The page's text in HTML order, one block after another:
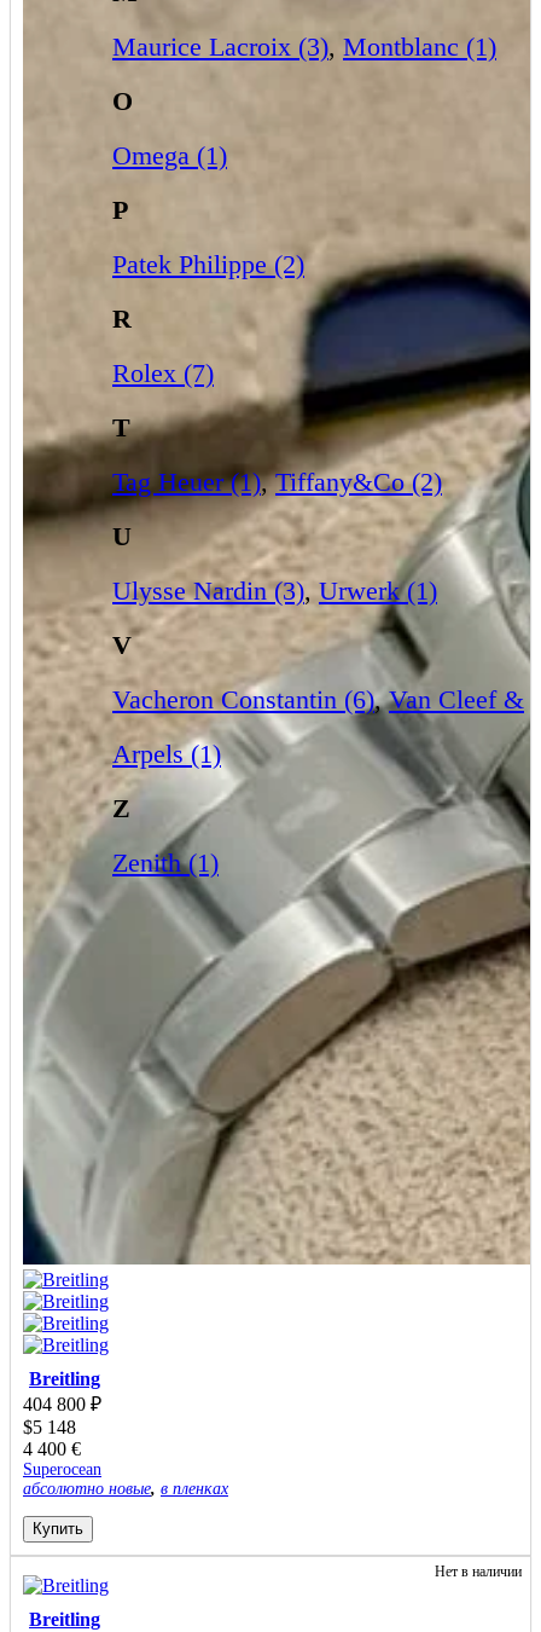
Maurice Lacroix (3), Montblanc (1)
O
Omega (1)
P
Patek Philippe (2)
R
Rolex (7)
T
Tag Heuer (1),Tiffany&Co (2)
U
Ulysse Nardin (3),Urwerk (1)
V
Vacheron Constantin (6),Van Cleef &
Arpels (1)
Z
Zenith (1)
Breitling
404 800 ₽
$5 148
4 400 €
Superocean
абсолютно новые, в пленках
Купить
Нет в наличии
Breitling